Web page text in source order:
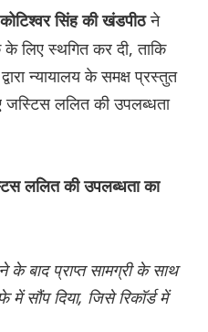
सिंह की खंडपीठने
लिए स्थगित कर दी, ताकि
न्यायालय के समक्ष प्रस्तुत
जस्टिस ललित की उपलब्धता
ललित की उपलब्धता का
के बाद प्राप्त सामग्री के साथ
में सौंप दिया, जिसे रिकॉर्ड में